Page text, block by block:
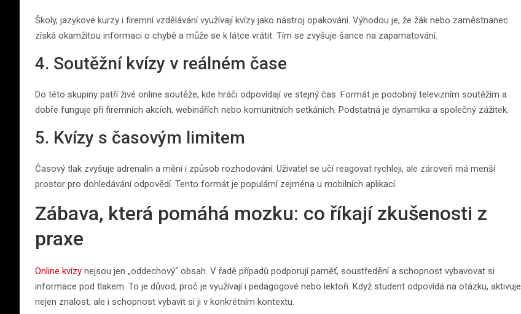
Školy, jazykové kurzy i firemní vzdělávání využívají kvízy jako nástroj opakování. Výhodou je, že žák nebo zaměstnanec
získá okamžitou informaci o chybě a může se k látce vrátit. Tím se zvyšuje šance na zapamatování.
4. Soutěžní kvízy v reálném čase
Do této skupiny patří živé online soutěže, kde hráči odpovídají ve stejný čas. Formát je podobný televizním soutěžím a
dobře funguje při firemních akcích, webinářích nebo komunitních setkáních. Podstatná je dynamika a společný zážitek.
5. Kvízy s časovým limitem
Časový tlak zvyšuje adrenalin a mění i způsob rozhodování. Uživatel se učí reagovat rychleji, ale zároveň má menší
prostor pro dohledávání odpovědí. Tento formát je populární zejména u mobilních aplikací.
Zábava, která pomáhá mozku: co říkají zkušenosti z
praxe
Online kvízy nejsou jen „oddechový“ obsah. V řadě případů podporují paměť, soustředění a schopnost vybavovat si
informace pod tlakem. To je důvod, proč je využívají i pedagogové nebo lektoři. Když student odpovídá na otázku, aktivuje
nejen znalost, ale i schopnost vybavit si ji v konkrétním kontextu.